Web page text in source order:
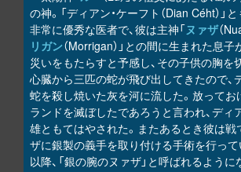
の神。「ディアン・ケーフト（Dian Céht）」
非常に優秀な医者で、彼は主神「ヌァザ（
リガン（Morrigan）」との間に生まれた息
災いをもたらすと予感し、その子供の胸を
心臓から三匹の蛇が飛び出してきたので、
蛇を殺し焼いた灰を河に流した。放って
ランドを滅ぼしたであろうと言われ、ディ
雄ともてはやされた。またあるとき彼は
ザに銀製の義手を取り付ける手術を行っ
以降、「銀の腕のヌァザ」と呼ばれるように